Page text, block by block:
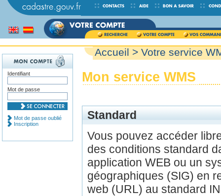
Accueil > Votre service
Mon service WMS
Standard
Vous pouvez accéder
des conditions standard
application WEB ou un
géographiques (SIG) en
web (URL) au standard
Identifiant
Mot de passe
Mot de passe oublié
Inscription